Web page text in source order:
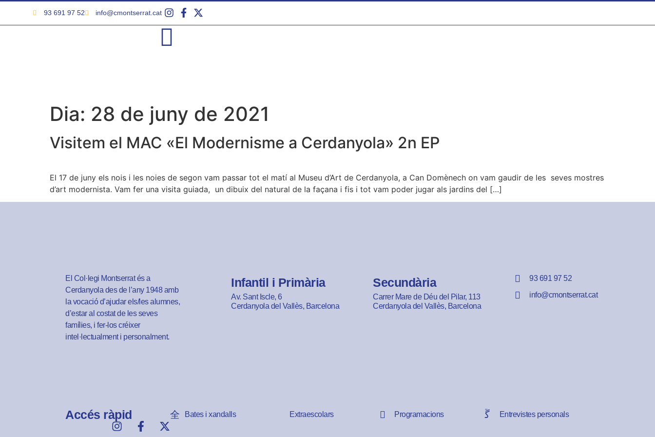
93 691 97 52 info@cmontserrat.cat
Dia: 28 de juny de 2021
Visitem el MAC «El Modernisme a Cerdanyola» 2n EP
El 17 de juny els nois i les noies de segon vam passar tot el matí al Museu d’Art de Cerdanyola, a Can Domènech on vam gaudir de les seves mostres
d’art modernista. Vam fer una visita guiada, un dibuix del natural de la façana i fis i tot vam poder jugar als jardins del […]
El Col·legi Montserrat és a
Cerdanyola des de l’any 1948 amb
la vocació d’ajudar els/les alumnes,
d’estar al costat de les seves
famílies, i fer-los créixer
intel·lectualment i personalment.
Infantil i Primària
Av. Sant Iscle, 6
Cerdanyola del Vallès, Barcelona
Secundària
Carrer Mare de Déu del Pilar, 113
Cerdanyola del Vallès, Barcelona
93 691 97 52
info@cmontserrat.cat
Accés ràpid Bates i xandalls Extraescolars Programacions Entrevistes personals